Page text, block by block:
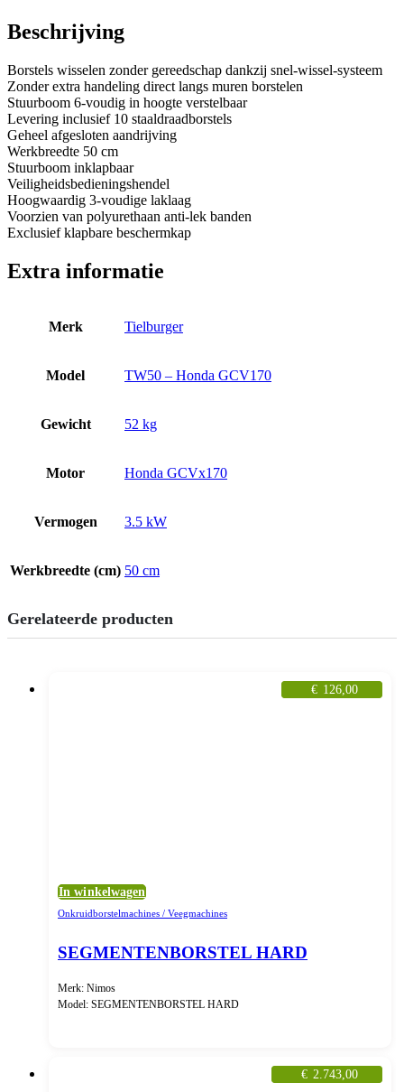
Beschrijving
Borstels wisselen zonder gereedschap dankzij snel-wissel-systeem
Zonder extra handeling direct langs muren borstelen
Stuurboom 6-voudig in hoogte verstelbaar
Levering inclusief 10 staaldraadborstels
Geheel afgesloten aandrijving
Werkbreedte 50 cm
Stuurboom inklapbaar
Veiligheidsbedieningshendel
Hoogwaardig 3-voudige laklaag
Voorzien van polyurethaan anti-lek banden
Exclusief klapbare beschermkap
Extra informatie
Merk Tielburger
Model TW50 – Honda GCV170
Gewicht 52 kg
Motor Honda GCVx170
Vermogen 3.5 kW
Werkbreedte (cm) 50 cm
Gerelateerde producten
€ 126,00
In winkelwagen
Onkruidborstelmachines / Veegmachines
SEGMENTENBORSTEL HARD
Merk: Nimos
Model: SEGMENTENBORSTEL HARD
€ 2.743,00